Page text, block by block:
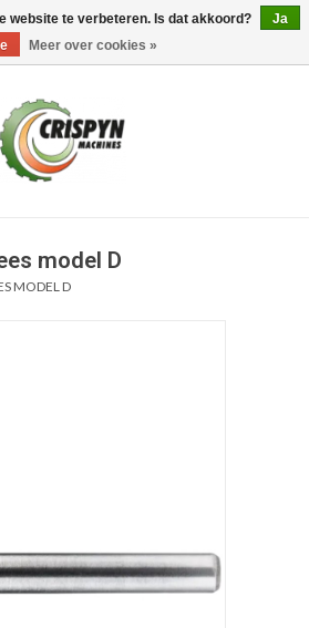
Mijn account / Registreren
model D
MODEL D
website te verbeteren. Is dat akkoord?
Ja
Meer over cookies »